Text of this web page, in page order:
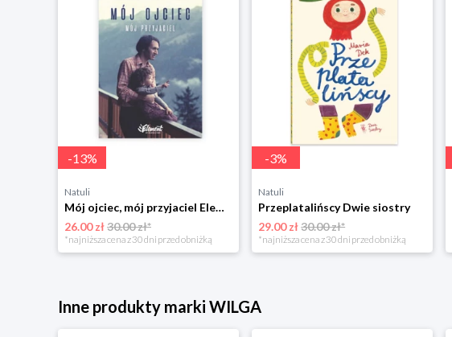
-13%
Natuli
Mój ojciec, mój przyjaciel Element
26.00 zł30.00 zł*
*najniższa cena z 30 dni przed obniżką
-3%
Natuli
Przeplatalińscy Dwie siostry
29.00 zł30.00 zł*
*najniższa cena z 30 dni przed obniżką
Inne produkty marki WILGA